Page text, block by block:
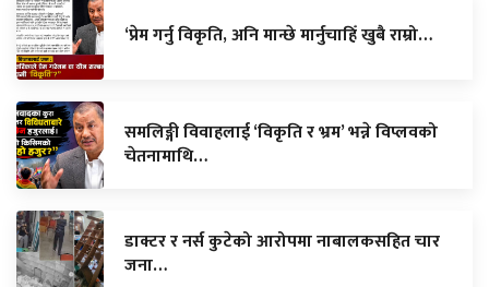
‘प्रेम गर्नु विकृति, अनि मान्छे मार्नुचाहिँ खुबै राम्रो…
समलिङ्गी विवाहलाई ‘विकृति र भ्रम’ भन्ने विप्लवको
चेतनामाथि…
डाक्टर र नर्स कुटेको आरोपमा नाबालकसहित चार
जना…